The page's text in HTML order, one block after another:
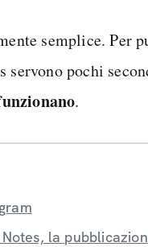
semplice. Per
servono pochi
.
la